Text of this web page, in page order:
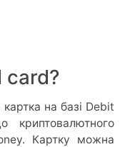
card?
на базі Debit
криптовалютного
Картку можна